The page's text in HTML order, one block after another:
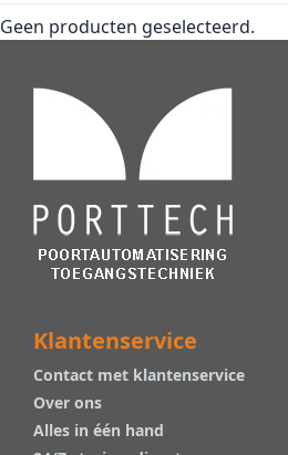
Geen producten geselecteerd.
Klantenservice
Contact met klantenservice
Over ons
Alles in één hand